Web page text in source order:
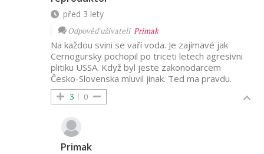
před 3 lety
Odpověď uživateli Primak
Na každou svini se vaří voda. Je zajímavé jak
Cernogursky pochopil po triceti letech agresivni
plitiku USSA. Když byl jeste zakonodarcem
Česko-Slovenska mluvil jinak. Ted ma pravdu.
3 0
Primak